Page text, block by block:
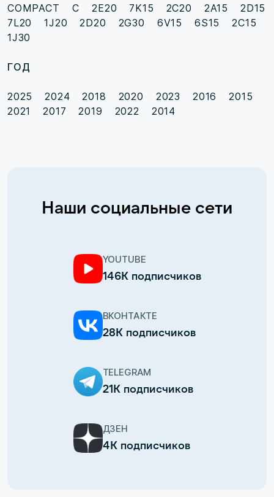
COMPACT C 2E20 7K15 2C20 2A15
2D15
7L20
1J20 2D20 2G30 6V15 6S15
2C15
1J30
ГОД
2025 2024 2018 2020 2023 2016
2015
2021
2017 2019 2022 2014
Наши социальные сети
YOUTUBE
146К подписчиков
ВКОНТАКТЕ
28К подписчиков
TELEGRAM
21К подписчиков
ДЗЕН
4К подписчиков